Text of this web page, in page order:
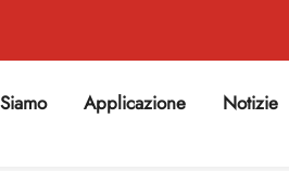
Applicazione
Notizie